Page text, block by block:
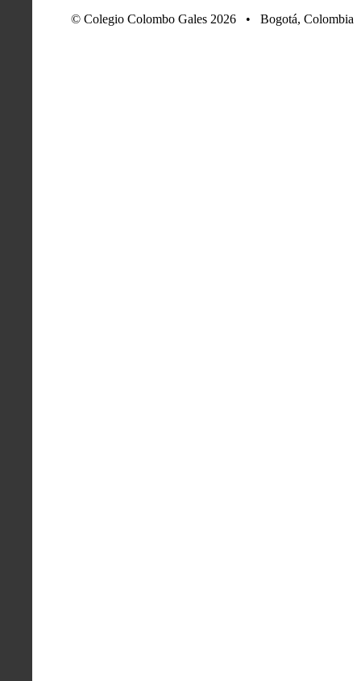
© Colegio Colombo Gales 2026 • Bogotá, Colombia